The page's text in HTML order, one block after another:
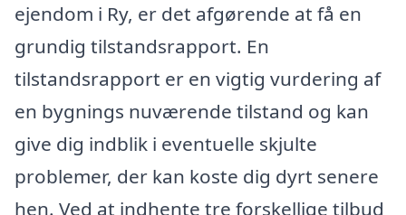
ejendom i Ry, er det afgørende at få en
grundig tilstandsrapport. En
tilstandsrapport er en vigtig vurdering af
en bygnings nuværende tilstand og kan
give dig indblik i eventuelle skjulte
problemer, der kan koste dig dyrt senere
hen. Ved at indhente tre forskellige tilbud